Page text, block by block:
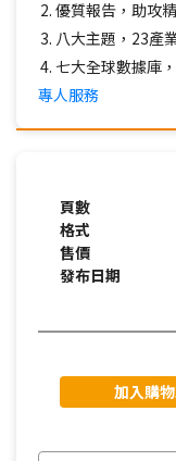
優質報告，助攻
八大主題，23產
七大全球數據庫
專人服務
頁數
格式
售價
發布日期
加入購